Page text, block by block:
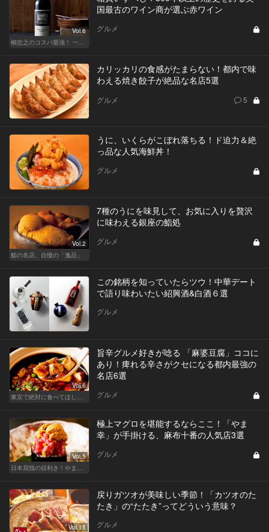
Vol.6
柳忠之のコスパ最強！ 一目おかれる、お値打ちワイン
国最古のワイン商が選ぶ赤ワイン
グルメ
カリッカリの食感がたまらない！都内で味
わえる焼き餃子が絶品な名店5選
グルメ 5
うに、いくらがこぼれ落ちる！ド迫力＆絶
っ品な人気海鮮丼！
グルメ
Vol.2
鮨の名店、自慢の「逸品」
7種のうにを味見して、お気に入りを贅沢
に味わえる銀座の鮨処
グルメ
この銘柄を知っていたらツウ！中華デート
で語り味わいたい紹興酒&白酒６選
グルメ
Vol.6
旨辛グルメ好きが唸る 「麻婆豆腐」ココに
あり！痺れる辛さがクセになる都内最強の
名店6選
グルメ
Vol.5
極上マグロを堪能するならここ！「やま
幸」が手掛ける、麻布十番の人気店3選
グルメ
Vol.15
戻りガツオが美味しい季節！「カツオのた
たき」の“たたき”ってどういう意味？
グルメ